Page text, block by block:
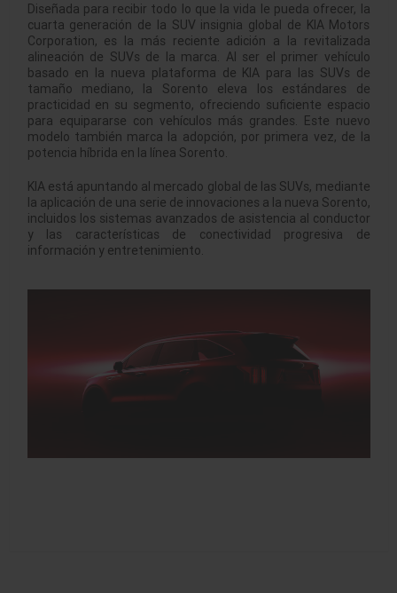
Diseñada para recibir todo lo que la vida le pueda ofrecer, la
cuarta generación de la SUV insignia global de KIA Motors
Corporation, es la más reciente adición a la revitalizada
alineación de SUVs de la marca. Al ser el primer vehículo
basado en la nueva plataforma de KIA para las SUVs de
tamaño mediano, la Sorento eleva los estándares de
practicidad en su segmento, ofreciendo suficiente espacio
para equipararse con vehículos más grandes. Este nuevo
modelo también marca la adopción, por primera vez, de la
potencia híbrida en la línea Sorento.
KIA está apuntando al mercado global de las SUVs, mediante
la aplicación de una serie de innovaciones a la nueva Sorento,
incluidos los sistemas avanzados de asistencia al conductor
y las características de conectividad progresiva de
información y entretenimiento.